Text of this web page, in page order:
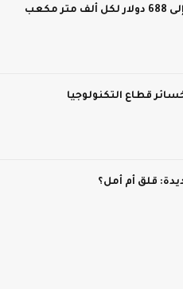
قطاع التكنولوجيا
قلق أم أمل؟